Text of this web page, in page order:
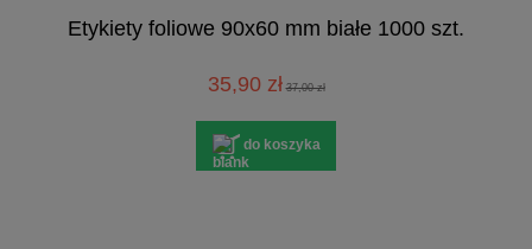
Etykiety foliowe 90x60 mm białe 1000 szt.
35,90 zł 37,00 zł
do koszyka